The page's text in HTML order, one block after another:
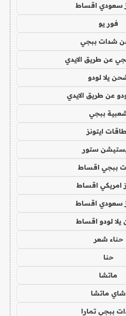
سعودي اقساط
فور يو
شدات ببجي
عن طريق الايدي
يلا لودو
عن طريق الايدي
ببجي
ايتونز
ستور
ببجي اقساط
امريكي اقساط
سعودي اقساط
لودو اقساط
حناء شعر
حنا
ماتشا
شاي ماتشا
ببجي تمارا